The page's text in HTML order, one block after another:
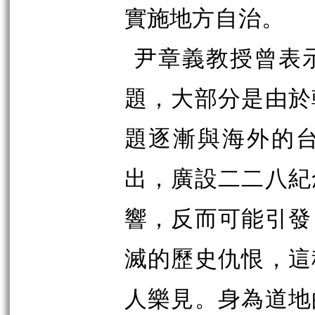
實施地方自治。
尹章義教授曾表
題，大部分是由
題逐漸與海外的
出，廣設二二八
響，反而可能引
滅的歷史仇恨，
人樂見。身為道